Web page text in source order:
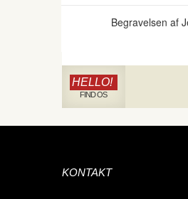
Begravelsen af
HELLO!
FIND OS
KONTAKT